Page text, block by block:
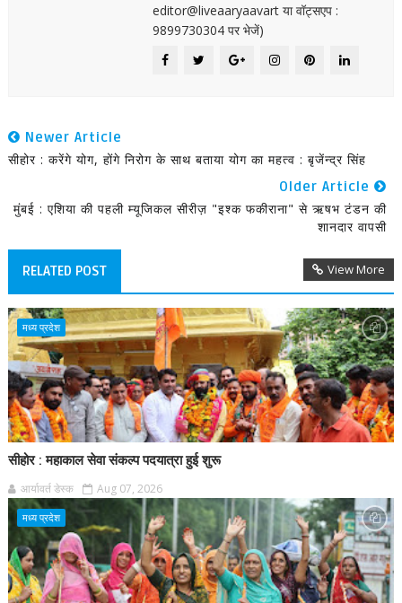
editor@liveaaryaavart या वॉट्सएप :
9899730304 पर भेजें)
Newer Article
सीहोर : करेंगे योग, होंगे निरोग के साथ बताया योग का महत्व : बृजेंन्द्र सिंह
Older Article
मुंबई : एशिया की पहली म्यूजिकल सीरीज़ "इश्क फकीराना" से ऋषभ टंडन की
शानदार वापसी
RELATED POST View More
मध्य प्रदेश
सीहोर : महाकाल सेवा संकल्प पदयात्रा हुई शुरू
आर्यावर्त डेस्क Aug 07, 2026
मध्य प्रदेश